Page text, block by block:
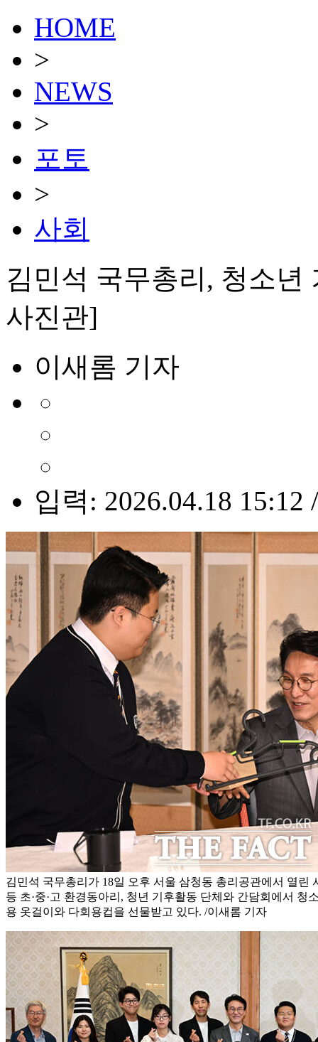
HOME
>
NEWS
>
포토
>
사회
김민석 국무총리, 청소년
사진관]
이새롬 기자
입력: 2026.04.18 15:12
김민석 국무총리가 18일 오후 서울 삼청동 총리공관에서 열린
등 초·중·고 환경동아리, 청년 기후활동 단체와 간담회에서 청
용 옷걸이와 다회용컵을 선물받고 있다. /이새롬 기자